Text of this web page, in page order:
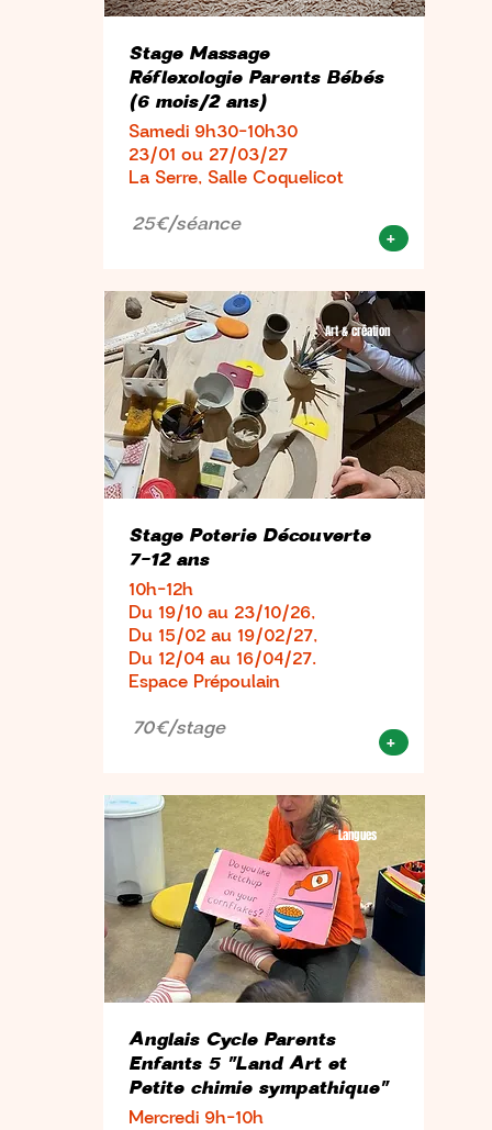
Stage Massage
Réflexologie Parents Bébés
(6 mois/2 ans)
Samedi 9h30-10h30
23/01 ou 27/03/27
La Serre, Salle Coquelicot
25€/séance +
Art & création
Stage Poterie Découverte
7-12 ans
10h-12h
Du 19/10 au 23/10/26,
Du 15/02 au 19/02/27,
Du 12/04 au 16/04/27.
Espace Prépoulain
70€/stage +
Langues
Anglais Cycle Parents
Enfants 5 "Land Art et
Petite chimie sympathique"
Mercredi 9h-10h